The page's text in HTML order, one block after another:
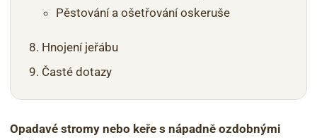
Pěstování a ošetřování oskeruše
Hnojení jeřábu
Časté dotazy
Opadavé stromy nebo keře s nápadně ozdobnými